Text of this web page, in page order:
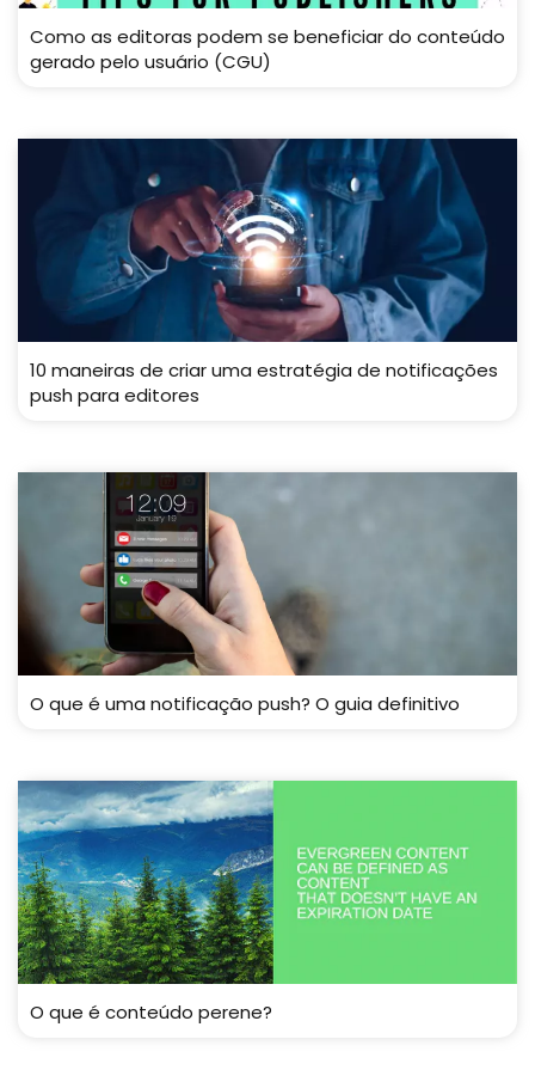
Como as editoras podem se beneficiar do conteúdo
gerado pelo usuário (CGU)
10 maneiras de criar uma estratégia de notificações
push para editores
O que é uma notificação push? O guia definitivo
O que é conteúdo perene?